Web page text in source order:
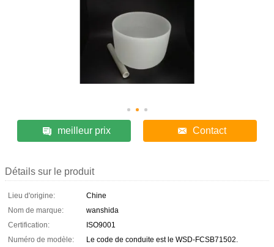
meilleur prix Contact
Détails sur le produit
Lieu d'origine:
Chine
Nom de marque:
wanshida
Certification:
ISO9001
Numéro de modèle:
Le code de conduite est le WSD-FCSB71502.